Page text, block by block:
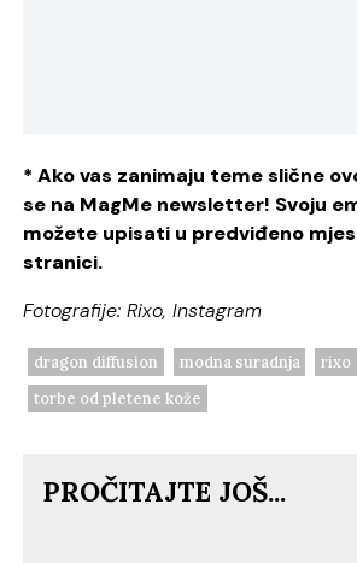
* Ako vas zanimaju teme slične
se na MagMe newsletter! Svoju
možete upisati u predviđeno
stranici.
Fotografije: Rixo, Instagram
dragon diffusion modna suradnja
rixo
torbe od pletene kože
PROČITAJTE JOŠ...